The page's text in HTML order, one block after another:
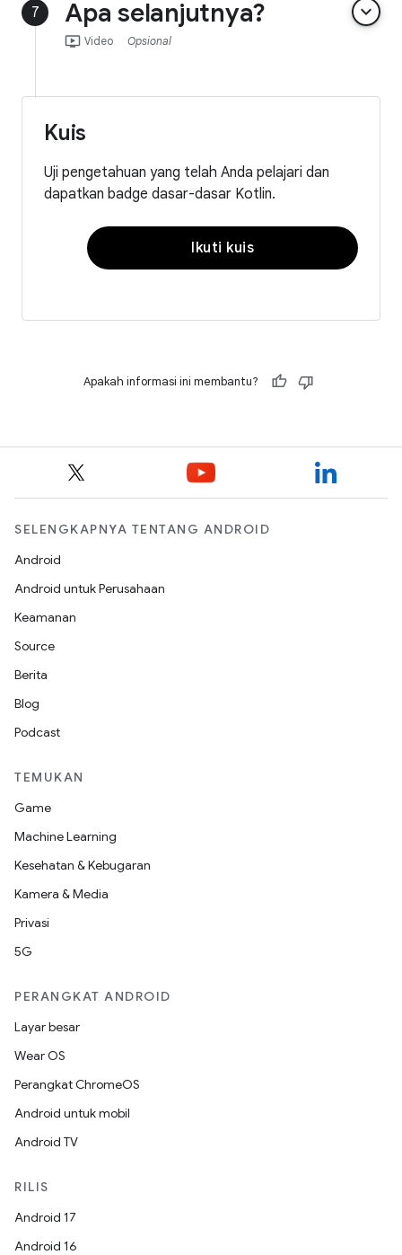
7 Apa selanjutnya? keyboard_arrow_down
ondemand_video Video Opsional
Kuis
Uji pengetahuan yang telah Anda pelajari dan
dapatkan badge dasar-dasar Kotlin.
Ikuti kuis
Apakah informasi ini membantu?
SELENGKAPNYA TENTANG ANDROID
Android
Android untuk Perusahaan
Keamanan
Source
Berita
Blog
Podcast
TEMUKAN
Game
Machine Learning
Kesehatan & Kebugaran
Kamera & Media
Privasi
5G
PERANGKAT ANDROID
Layar besar
Wear OS
Perangkat ChromeOS
Android untuk mobil
Android TV
RILIS
Android 17
Android 16